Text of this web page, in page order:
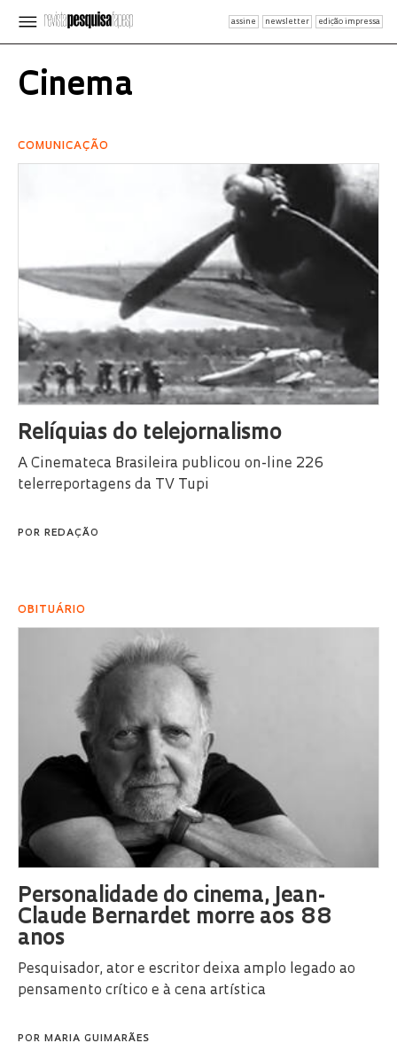
assine newsletter edição impressa
Cinema
COMUNICAÇÃO
Relíquias do telejornalismo
A Cinemateca Brasileira publicou on-line 226
telerreportagens da TV Tupi
POR REDAÇÃO
OBITUÁRIO
Personalidade do cinema, Jean-
Claude Bernardet morre aos 88
anos
Pesquisador, ator e escritor deixa amplo legado ao
pensamento crítico e à cena artística
POR MARIA GUIMARÃES